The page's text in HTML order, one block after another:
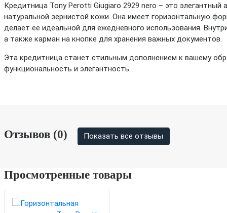
Кредитница Tony Perotti Giugiaro 2929 nero – это элегантный
натуральной зернистой кожи. Она имеет горизонтальную
делает ее идеальной для ежедневного использования.
а также карман на кнопке для хранения важных документов.
Эта кредитница станет стильным дополнением к вашему
функциональность и элегантность.
Отзывов (0) Показать все отзывы
Просмотренные товары